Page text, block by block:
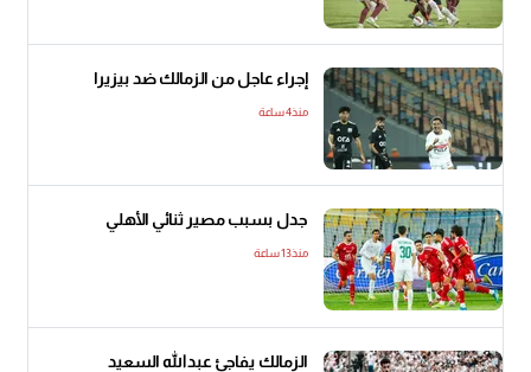
إجراء عاجل من الزمالك ضد بيزيرا
منذ4 ساعة
جدل بسبب مصير ثنائي الأهلي
منذ13 ساعة
الزمالك يفاجئ عبدالله السعيد